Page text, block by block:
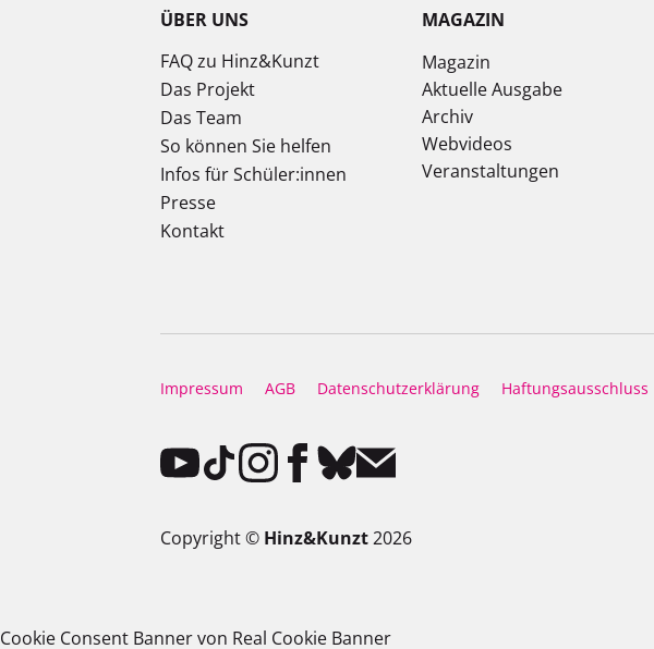
ÜBER UNS
FAQ zu Hinz&Kunzt
Das Projekt
Das Team
So können Sie helfen
Infos für Schüler:innen
Presse
Kontakt
MAGAZIN
Magazin
Aktuelle Ausgabe
Archiv
Webvideos
Veranstaltungen
Impressum AGB Datenschutzerklärung Haftungsausschluss
Copyright © Hinz&Kunzt2026
Cookie Consent Banner von Real Cookie Banner